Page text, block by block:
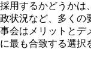
用するかどうかは
状況など、多くの
会はメリットとデ
最も合致する選択